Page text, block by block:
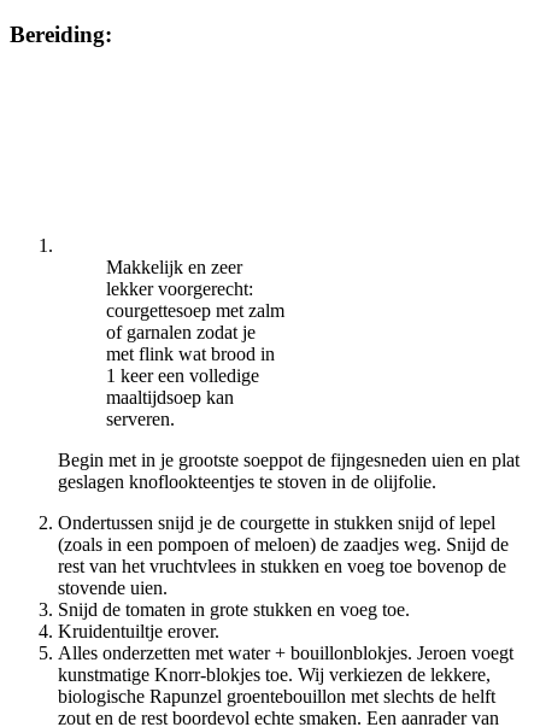
Bereiding:
Makkelijk en zeer
lekker voorgerecht:
courgettesoep met zalm
of garnalen zodat je
met flink wat brood in
1 keer een volledige
maaltijdsoep kan
serveren.
Begin met in je grootste soeppot de fijngesneden uien en plat
geslagen knoflookteentjes te stoven in de olijfolie.
Ondertussen snijd je de courgette in stukken snijd of lepel
(zoals in een pompoen of meloen) de zaadjes weg. Snijd de
rest van het vruchtvlees in stukken en voeg toe bovenop de
stovende uien.
Snijd de tomaten in grote stukken en voeg toe.
Kruidentuiltje erover.
Alles onderzetten met water + bouillonblokjes. Jeroen voegt
kunstmatige Knorr-blokjes toe. Wij verkiezen de lekkere,
biologische Rapunzel groentebouillon met slechts de helft
zout en de rest boordevol echte smaken. Een aanrader van